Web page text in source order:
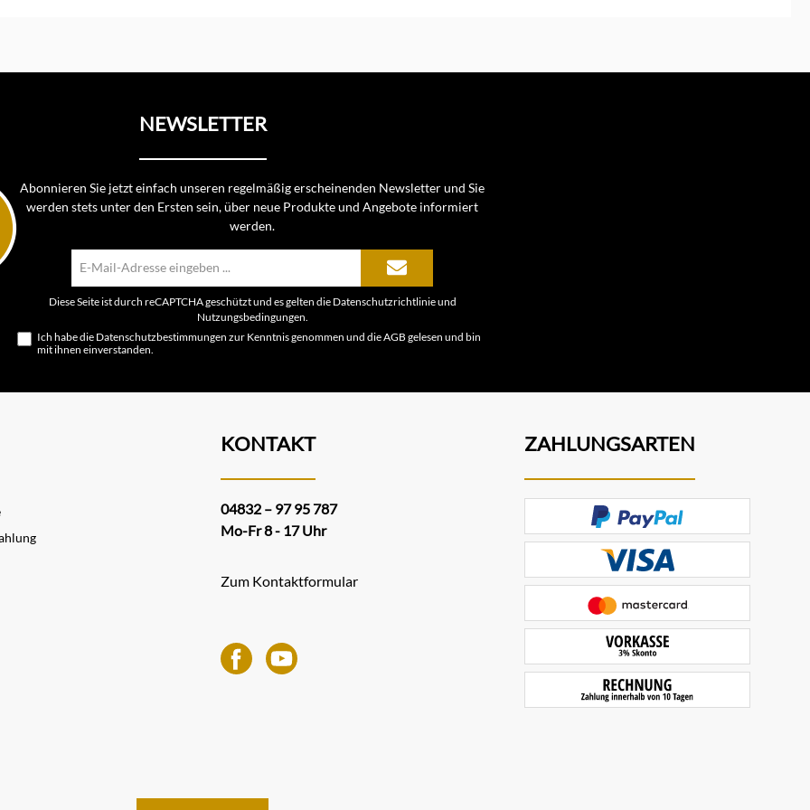
NEWSLETTER
Abonnieren Sie jetzt einfach unseren regelmäßig erscheinenden Newsletter und Sie
werden stets unter den Ersten sein, über neue Produkte und Angebote informiert
werden.
Mail-
Adresse*
Diese Seite ist durch reCAPTCHA geschützt und es gelten die Datenschutzrichtlinieund
Nutzungsbedingungen
Ich habe die Datenschutzbestimmungen zur Kenntnis genommen und dieAGB gelesen und bin
mit ihnen einverstanden.
KONTAKT
04832 – 97 95 787
Mo-Fr 8 - 17 Uhr
Zum Kontaktformular
ZAHLUNGSARTEN